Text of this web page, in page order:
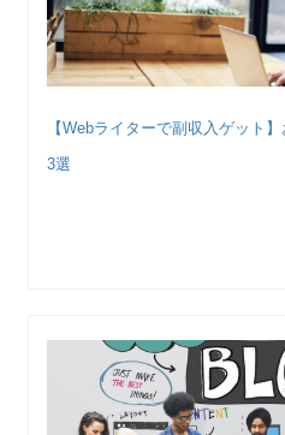
【Webライターで副収入ゲット
3選